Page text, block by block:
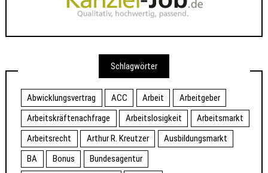
Schlagwörter
Abwicklungsvertrag ACC Arbeit
Arbeitgeber
Arbeitskräftenachfrage
Arbeitslosigkeit
Arbeitsmarkt
Arbeitsrecht
Arthur R. Kreutzer
Ausbildungsmarkt
BA
Bonus
Bundesagentur